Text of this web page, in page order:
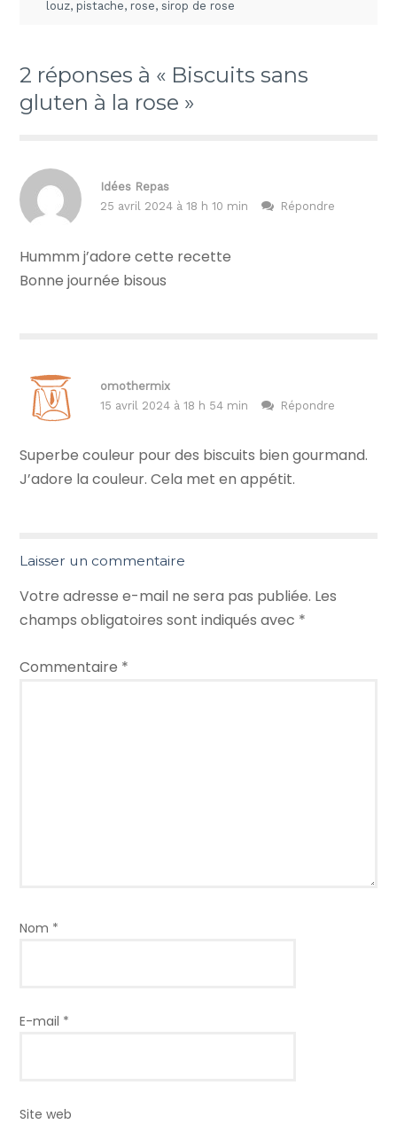
louz, pistache, rose,sirop de rose
2 réponses à « Biscuits sans
gluten à la rose »
Idées Repas
25 avril 2024 à 18 h 10 min
Répondre
Hummm j’adore cette recette
Bonne journée bisous
omothermix
15 avril 2024 à 18 h 54 min
Répondre
Superbe couleur pour des biscuits bien gourmand.
J’adore la couleur. Cela met en appétit.
Laisser un commentaire
Votre adresse e-mail ne sera pas publiée. Les
champs obligatoires sont indiqués avec *
Commentaire *
Nom *
E-mail *
Site web